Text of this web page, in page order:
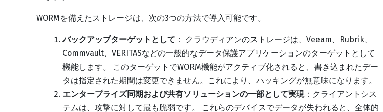
WORMを備えたストレージは、次の3つの方法で導入可能です。
バックアップターゲットとして ： クラウディアンのストレージは、Veeam、Rubrik、
Commvault、VERITASなどの一般的なデータ保護アプリケーションのターゲットとして
機能します。 このターゲットでWORM機能がアクティブ化されると、書き込まれたデー
タは指定された期間は変更できません。これにより、ハッキングが無意味になります。
エンタープライズ同期および共有ソリューションの一部として実現：クライアントシス
テムは、攻撃に対して最も脆弱です。 これらのデバイスでデータが失われると、全体的